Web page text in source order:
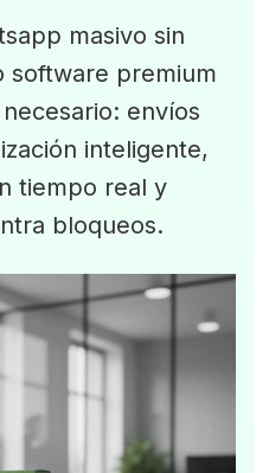
masivo sin
software premium
envíos
inteligente,
tiempo real y
bloqueos.